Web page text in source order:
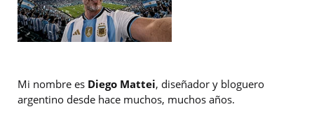
Mi nombre es Diego Mattei, diseñador y bloguero
argentino desde hace muchos, muchos años.